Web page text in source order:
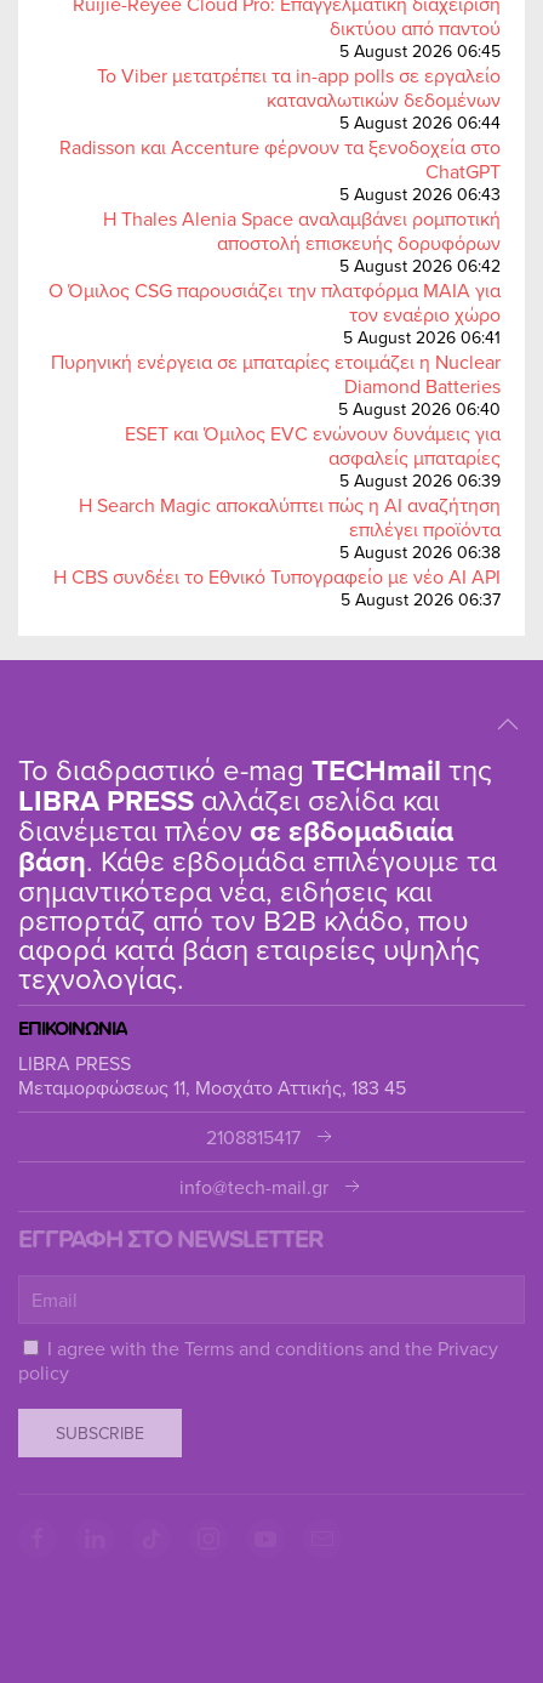
δικτύου από παντού
5 August 2026 06:45
Το Viber μετατρέπει τα in-app polls σε εργαλείο
καταναλωτικών δεδομένων
5 August 2026 06:44
Radisson και Accenture φέρνουν τα ξενοδοχεία στο
ChatGPT
5 August 2026 06:43
Η Thales Alenia Space αναλαμβάνει ρομποτική
αποστολή επισκευής δορυφόρων
5 August 2026 06:42
Ο Όμιλος CSG παρουσιάζει την πλατφόρμα MAIA για
τον εναέριο χώρο
5 August 2026 06:41
Πυρηνική ενέργεια σε μπαταρίες ετοιμάζει η Nuclear
Diamond Batteries
5 August 2026 06:40
ESET και Όμιλος EVC ενώνουν δυνάμεις για
ασφαλείς μπαταρίες
5 August 2026 06:39
Η Search Magic αποκαλύπτει πώς η AI αναζήτηση
επιλέγει προϊόντα
5 August 2026 06:38
Η CBS συνδέει το Εθνικό Τυπογραφείο με νέο AI API
5 August 2026 06:37
Το διαδραστικό e-mag TΕCHmail της
LIBRA PRESS αλλάζει σελίδα και
διανέμεται πλέον σε εβδομαδιαία
βάση. Κάθε εβδομάδα επιλέγουμε τα
σημαντικότερα νέα, ειδήσεις και
ρεπορτάζ από τον B2B κλάδο, που
αφορά κατά βάση εταιρείες υψηλής
τεχνολογίας.
ΕΠΙΚΟΙΝΩΝΙΑ
LIBRA PRESS
Μεταμορφώσεως 11, Μοσχάτο Αττικής, 183 45
2108815417
info@tech-mail.gr
ΕΓΓΡΑΦΗ ΣΤΟ NEWSLETTER
I agree with the Terms and conditions and the Privacy
policy
SUBSCRIBE